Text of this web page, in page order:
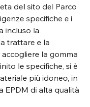
del sito del Parco
specifiche e i
incluso la
trattare e la
la gomma
le specifiche, si è
più idoneo, in
EPDM di alta qualità